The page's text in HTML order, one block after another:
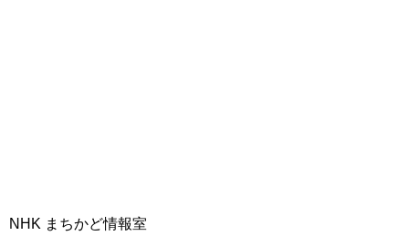
NHK まちかど情報室